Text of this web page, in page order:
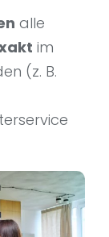
alle
im
(z. B.